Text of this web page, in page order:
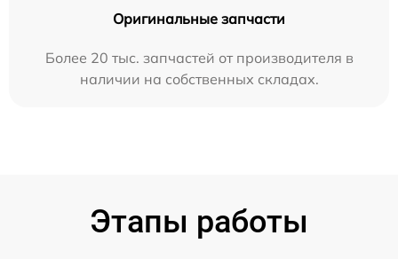
Оригинальные запчасти
Более 20 тыс. запчастей от производителя в
наличии на собственных складах.
Этапы работы